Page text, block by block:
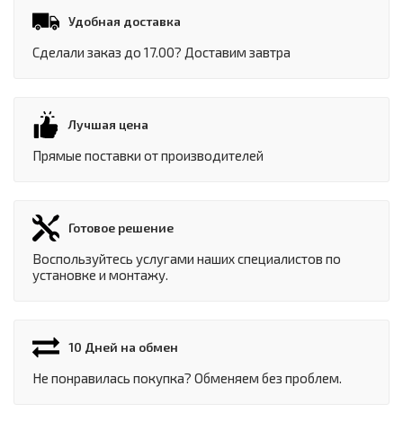
Удобная доставка
Сделали заказ до 17.00? Доставим завтра
Лучшая цена
Прямые поставки от производителей
Готовое решение
Воспользуйтесь услугами наших специалистов по
установке и монтажу.
10 Дней на обмен
Не понравилась покупка? Обменяем без проблем.